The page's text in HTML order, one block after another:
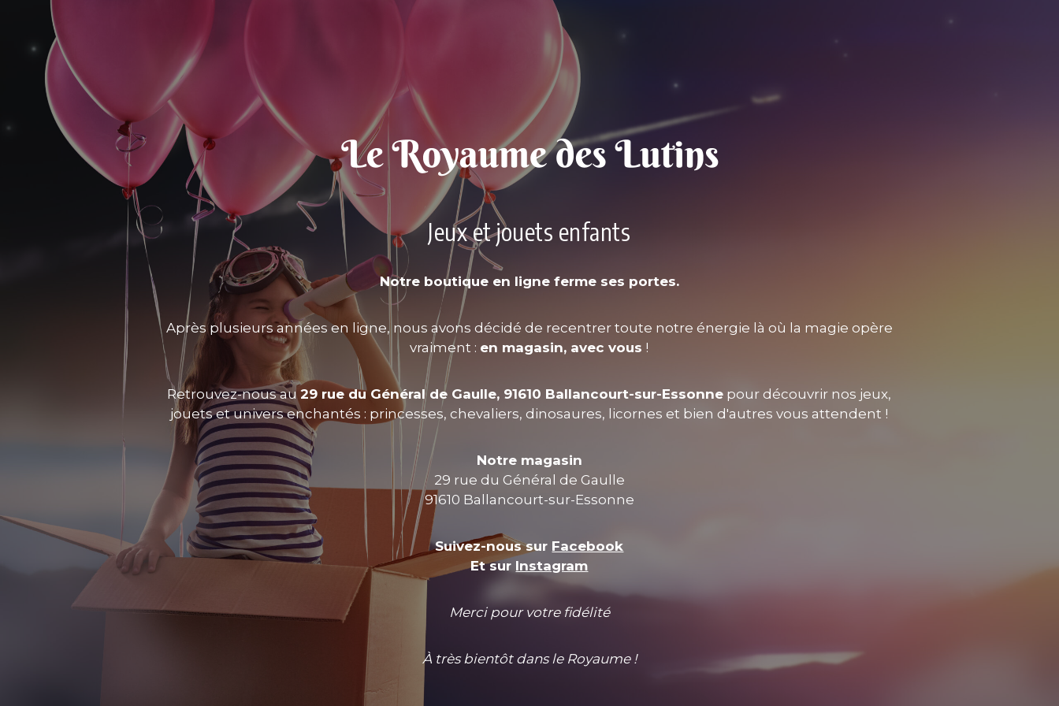
Jeux et jouets enfants
Notre boutique en ligne ferme ses portes.
Après plusieurs années en ligne, nous avons décidé de recentrer toute notre énergie là où la magie opère
vraiment : en magasin, avec vous !
Retrouvez-nous au29 rue du Général de Gaulle, 91610 Ballancourt-sur-Essonne pour découvrir nos jeux,
jouets et univers enchantés : princesses, chevaliers, dinosaures, licornes et bien d'autres vous attendent !
Notre magasin
29 rue du Général de Gaulle
91610 Ballancourt-sur-Essonne
Suivez-nous sur Facebook
Et sur Instagram
Merci pour votre fidélité
À très bientôt dans le Royaume !